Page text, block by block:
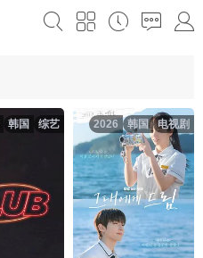
综艺
韩国 电视剧
韩国
2026